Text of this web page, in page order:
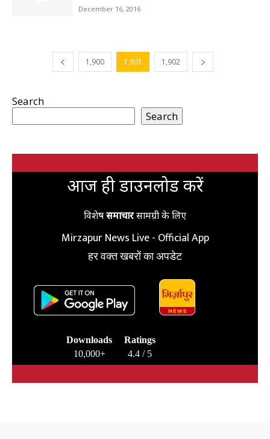
December 16, 2016
1,900 1,901 1,902
Search
Search
आज ही डाउनलोड करें
विशेषसमाचारसामग्री के लिए
Mirzapur News Live - Official App
हर वक्त खबरों का अपडेट
Downloads
10,000+
Ratings
4.4 / 5